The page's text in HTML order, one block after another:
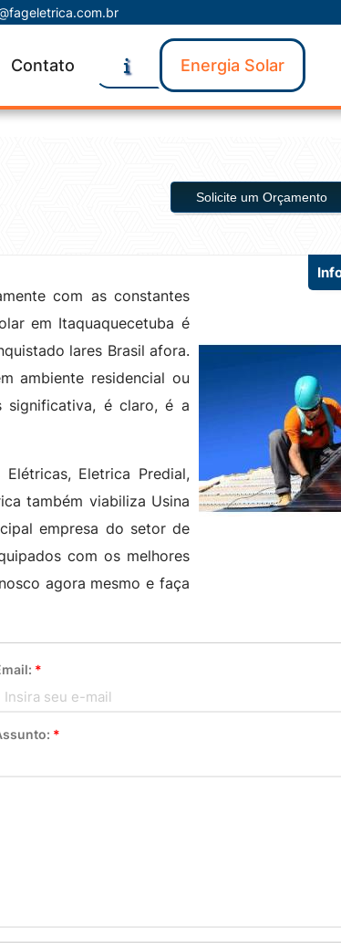
Contato Energia Solar
Solicite um Orçamento
com as constantes
em Itaquaquecetuba é
lares Brasil afora.
ambiente residencial ou
significativa, é claro, é a
Eletrica Predial,
também viabiliza Usina
empresa do setor de
com os melhores
agora mesmo e faça
*
*